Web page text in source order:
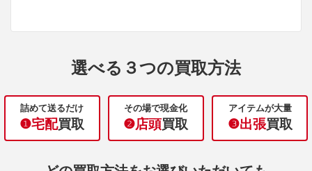
選べる３つの買取方法
詰めて送るだけ
❶宅配買取
その場で現金化
❷店頭買取
アイテムが大量
❸出張買取